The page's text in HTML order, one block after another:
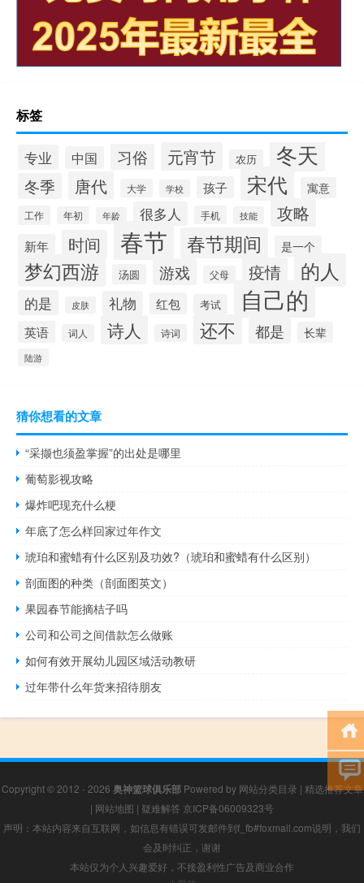
标签
专业 中国 习俗 元宵节 农历 冬天
冬季 唐代 大学 学校 孩子 宋代 寓意
工作 年初 年龄 很多人 手机 技能 攻略
新年 时间 春节 春节期间 是一个
梦幻西游 汤圆 游戏 父母 疫情 的人
的是 皮肤 礼物 红包 考试 自己的
英语 词人 诗人 诗词 还不 都是 长辈
陆游
猜你想看的文章
“采撷也须盈掌握”的出处是哪里
葡萄影视攻略
爆炸吧现充什么梗
年底了怎么样回家过年作文
琥珀和蜜蜡有什么区别及功效?（琥珀和蜜蜡有什么区别）
剖面图的种类（剖面图英文）
果园春节能摘桔子吗
公司和公司之间借款怎么做账
如何有效开展幼儿园区域活动教研
过年带什么年货来招待朋友
Copyright © 2012 - 2026 奥神篮球俱乐部Powered by 网站分类目录 | 精选推荐文章
| 网站地图 | 疑难解答 京ICP备06009323号
声明：本站内容来自互联网，如信息有错误可发邮件到f_fb#foxmail.com说明，我们
会及时纠正，谢谢
本站仅为个人兴趣爱好，不接盈利性广告及商业合作